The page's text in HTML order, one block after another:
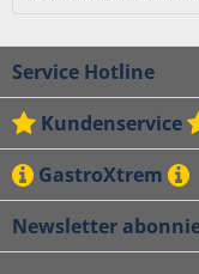
Service Hotline
Kundenservice
GastroXtrem
Newsletter